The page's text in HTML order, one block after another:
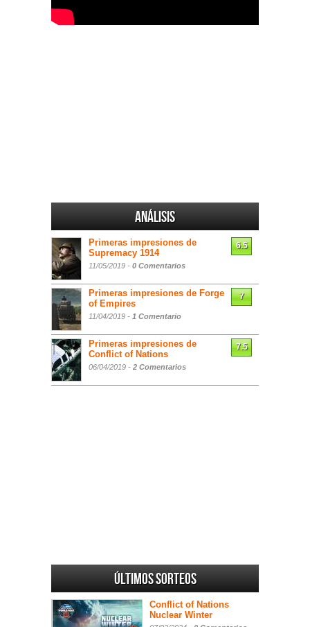
Análisis
Primeras impresiones de
Supremacy 1914
11/05/2019 - 0 Comentarios
6.5
Primeras impresiones de Forge
of Empires
11/04/2019 - 1 Comentario
7
Primeras impresiones de
Conflict of Nations
06/04/2019 - 2 Comentarios
7.5
Últimos sorteos
Conflict of Nations
Nuclear Winter